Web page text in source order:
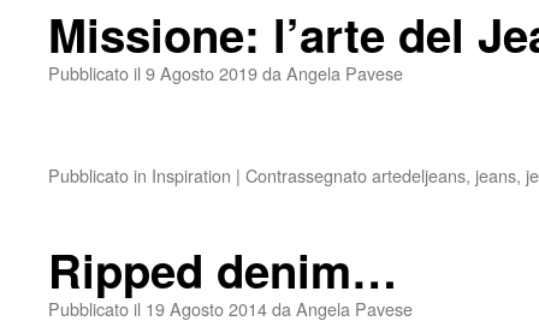
Missione: l’arte del
Pubblicato il 9 Agosto 2019da Angela Pavese
Pubblicato in Inspiration | Contrassegnatoartedeljeans, jeans,
Ripped denim…
Pubblicato il 19 Agosto 2014da Angela Pavese